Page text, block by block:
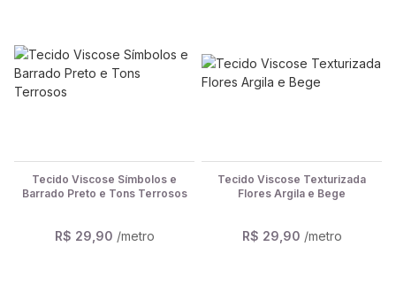
Tecido Viscose Símbolos e
Barrado Preto e Tons Terrosos
R$ 29,90 /metro
Tecido Viscose Texturizada
Flores Argila e Bege
R$ 29,90 /metro